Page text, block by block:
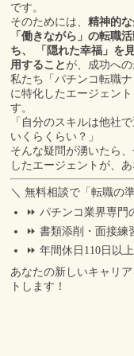
です。
そのためには、精神的
「働きながら」の転職
ち、 「隠れた幸福」を
用することが、成功への
私たち「パチンコ転職
に特化したエージェン
す。
「自分のスキルは他社
いくらくらい？」
そんな疑問が湧いたら
したエージェントが、
＼ 無料相談で「転職の
⏩ パチンコ業界専門
⏩ 書類添削・面接練
⏩ 年間休日110日以
あなたの新しいキャリ
トします！